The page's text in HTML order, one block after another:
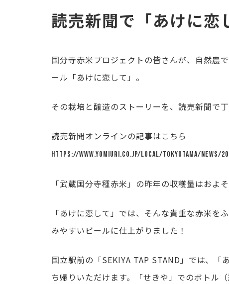
読売新聞で「あけに恋
国分寺赤米プロジェクトの皆さんが、自然農
ール「あけに恋して」。
その栽培と醸造のストーリーを、読売新聞で
読売新聞オンラインの記事はこちら
https://www.yomiuri.co.jp/local/tokyotama/news/
「武蔵国分寺種赤米」の昨年の収穫量はおよ
「あけに恋して」では、そんな貴重な赤米を
みやすいビールに仕上がりました！
国立駅前の「SEKIYA TAP STAND」では、
ち帰りいただけます。「せきや」でのボトル（